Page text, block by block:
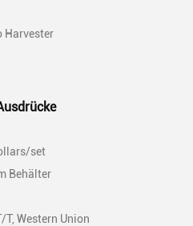
Harvester
set
Behälter
Western Union